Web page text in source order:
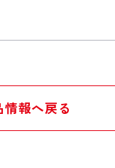
情報へ戻る